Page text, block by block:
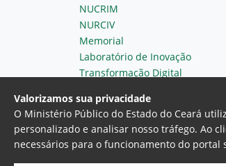
NUCRIM
NURCIV
Memorial
Laboratório de Inovação
Transformação Digital
Ministério
Valorizamos sua privacidade
O Ministério Público do Estado do Ceará
personalizado e analisar nosso tráfego. Ao
necessários para o funcionamento do portal